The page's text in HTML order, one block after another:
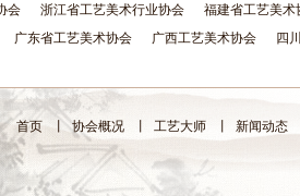
会
浙江省工艺美术行业协会
福建省工艺美术
广东省工艺美术协会 广西工艺美术协会 四
首页 丨 协会概况 工艺大师 新闻动态